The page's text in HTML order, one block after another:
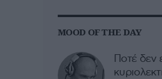
MOOD OF THE DAY
Ποτέ δεν